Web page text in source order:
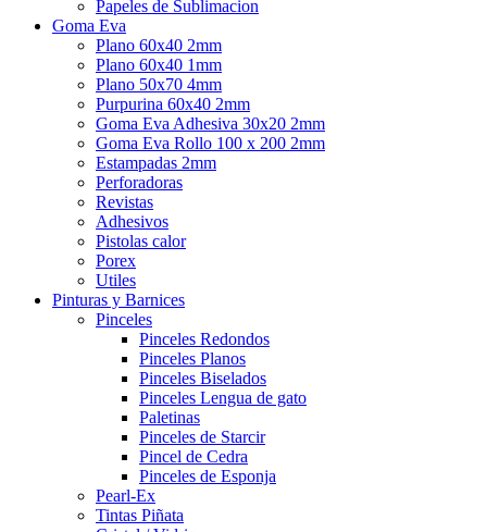
Papeles de Sublimacion
Goma Eva
Plano 60x40 2mm
Plano 60x40 1mm
Plano 50x70 4mm
Purpurina 60x40 2mm
Goma Eva Adhesiva 30x20 2mm
Goma Eva Rollo 100 x 200 2mm
Estampadas 2mm
Perforadoras
Revistas
Adhesivos
Pistolas calor
Porex
Utiles
Pinturas y Barnices
Pinceles
Pinceles Redondos
Pinceles Planos
Pinceles Biselados
Pinceles Lengua de gato
Paletinas
Pinceles de Starcir
Pincel de Cedra
Pinceles de Esponja
Pearl-Ex
Tintas Piñata